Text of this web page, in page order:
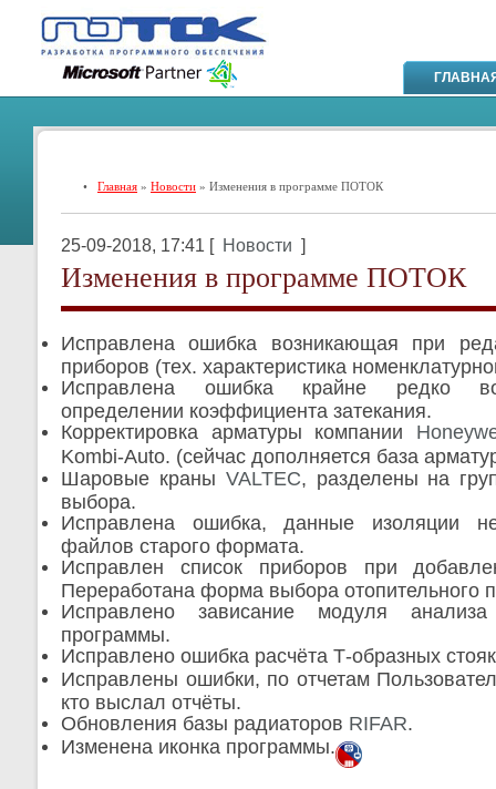
• Главная » Новости » Изменения в программе ПОТОК
25-09-2018, 17:41 [ Новости ]
Изменения в программе ПОТОК
Исправлена ошибка возникающая при
приборов (тех. характеристика
Исправлена ошибка крайне редко
определении коэффициента затекания.
Корректировка арматуры компании
Kombi-Auto. (сейчас дополняется база
Шаровые краны VALTEC, разделены на
выбора.
Исправлена ошибка, данные изоляции
файлов старого формата.
Исправлен список приборов при
Переработана форма выбора отопительного
Исправлено зависание модуля
программы.
Исправлено ошибка расчёта Т-образных
Исправлены ошибки, по отчетам
кто выслал отчёты.
Обновления базы радиаторов RIFAR.
Изменена иконка программы.